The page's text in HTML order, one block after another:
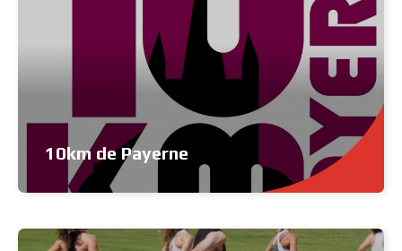
10km de Payerne